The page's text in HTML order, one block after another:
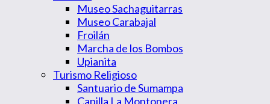
Museo Sachaguitarras
Museo Carabajal
Froilán
Marcha de los Bombos
Upianita
Turismo Religioso
Santuario de Sumampa
Capilla La Montonera